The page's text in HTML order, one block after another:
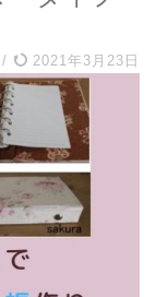
/ 2021年3月23日